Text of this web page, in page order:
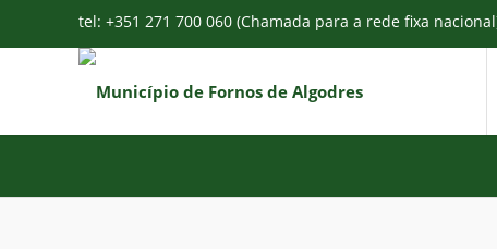
tel: +351 271 700 060 (Chamada para a rede fixa